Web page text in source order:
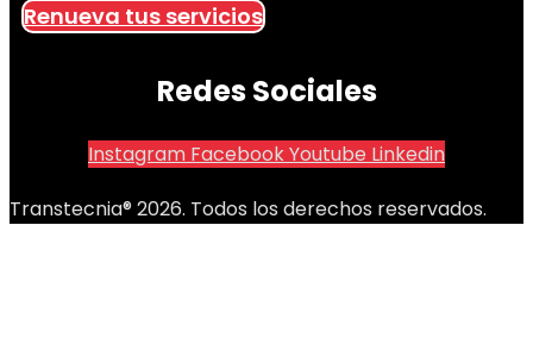
Renueva tus servicios
Redes Sociales
Instagram FacebookYoutube Linkedin
Transtecnia® 2026. Todos los derechos reservados.